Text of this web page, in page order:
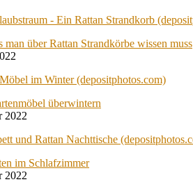
man über Rattan Strandkörbe wissen muss
überwintern
2022
im Schlafzimmer
2022